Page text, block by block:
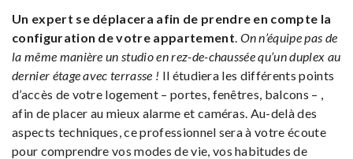
Un expert se déplacera afin de prendre en compte la
configuration de votre appartement. On n’équipe pas de
la même manière un studio en rez-de-chaussée qu’un duplex au
dernier étage avec terrasse ! Il étudiera les différents points
d’accès de votre logement – portes, fenêtres, balcons – ,
afin de placer au mieux alarme et caméras. Au-delà des
aspects techniques, ce professionnel sera à votre écoute
pour comprendre vos modes de vie, vos habitudes de